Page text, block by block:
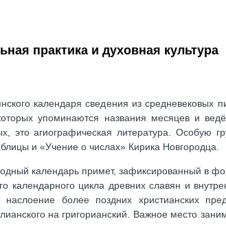
практика и духовная культура
календаря сведения из средневековых
упоминаются названия месяцев и
это агиографическая литература. Особую
и «Учение о числах» Кирика Новгородца.
календарь примет, зафиксированный в
календарного цикла древних славян и
более поздних христианских
на григорианский. Важное место